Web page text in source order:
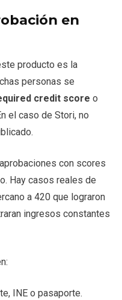
en
producto es la
personas se
credit score o
el caso de Stori, no
con scores
Hay casos reales de
a 420 que lograron
ingresos constantes
INE o pasaporte.